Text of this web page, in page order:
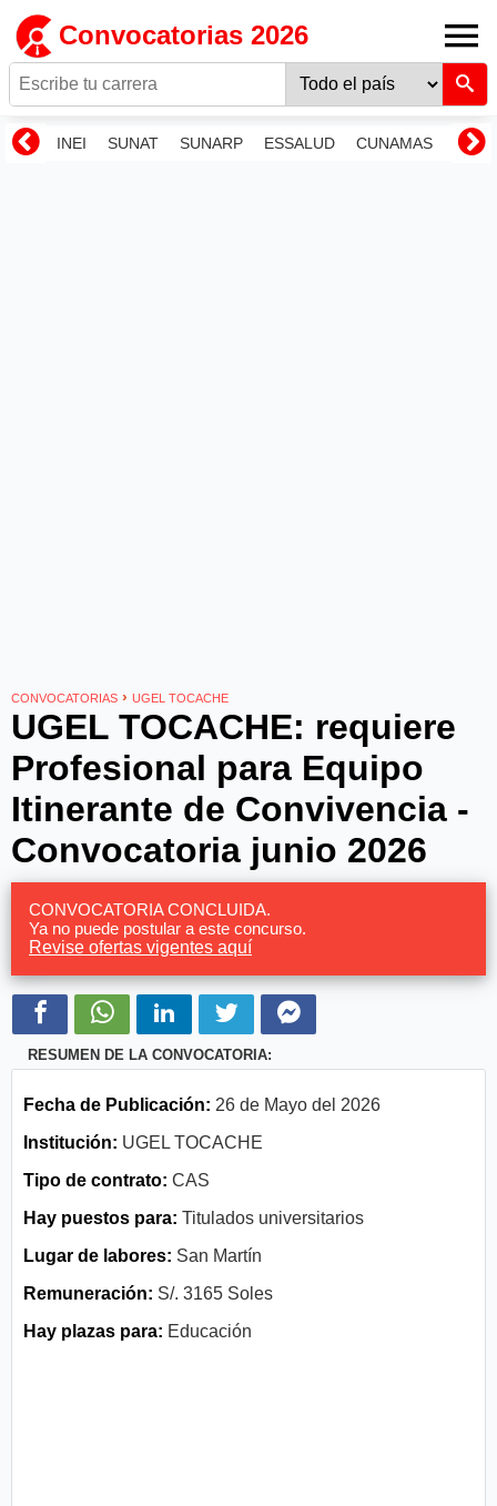
Convocatorias 2026
INEI SUNAT SUNARP ESSALUD CUNAMAS
CONVOCATORIAS › UGEL TOCACHE
UGEL TOCACHE: requiere
Profesional para Equipo
Itinerante de Convivencia -
Convocatoria junio 2026
CONVOCATORIA CONCLUIDA.
Ya no puede postular a este concurso.
Revise ofertas vigentes aquí
RESUMEN DE LA CONVOCATORIA:
Fecha de Publicación: 26 de Mayo del 2026
Institución: UGEL TOCACHE
Tipo de contrato: CAS
Hay puestos para: Titulados universitarios
Lugar de labores: San Martín
Remuneración: S/. 3165 Soles
Hay plazas para: Educación